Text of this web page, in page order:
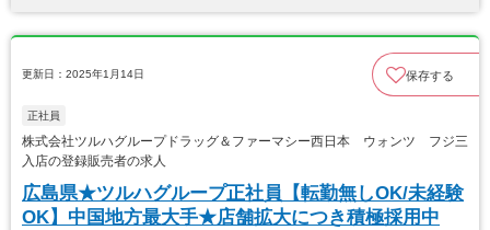
更新日：2025年1月14日 保存する
正社員
株式会社ツルハグループドラッグ＆ファーマシー西日本 ウォンツ フジ三
入店の登録販売者の求人
広島県★ツルハグループ正社員【転勤無しOK/未経験
OK】中国地方最大手★店舗拡大につき積極採用中